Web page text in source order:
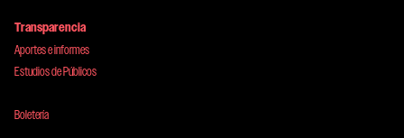
Transparencia
Aportes e informes
Estudios de Públicos
Boletería